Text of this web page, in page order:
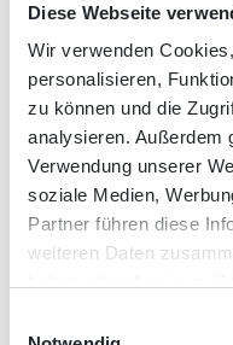
Diese Webseite
Wir verwenden
personalisieren,
zu können und die
analysieren. Außerdem
Verwendung unserer
soziale Medien,
Partner führen diese
weiteren Daten
Cookies, wenn Sie
JETZT
Was ist los in der Welt der
zeichnen sich neue Trends